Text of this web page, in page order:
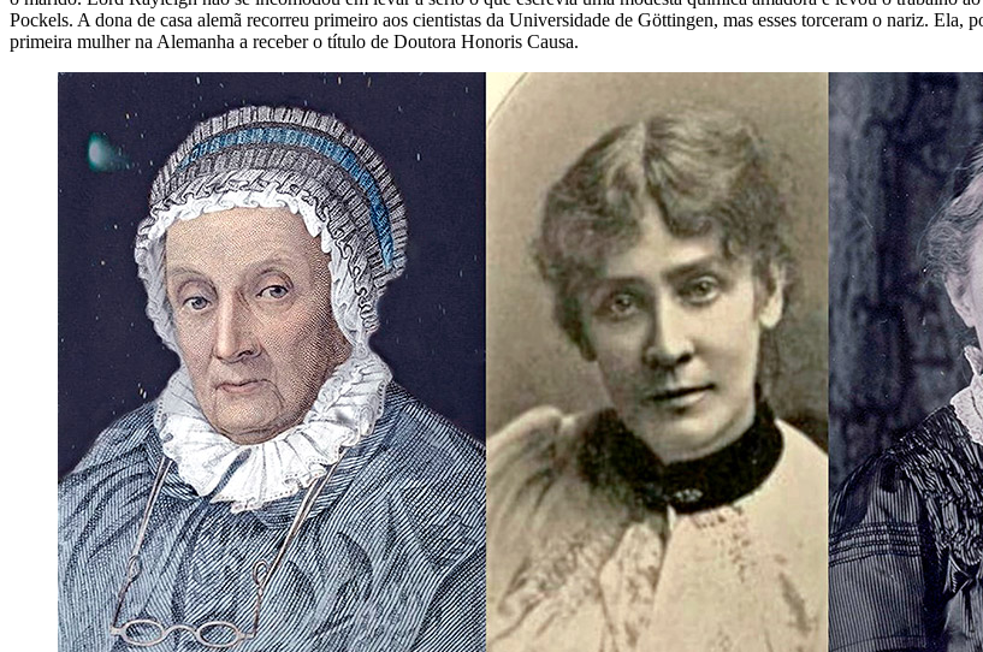
Pockels. A dona de casa alemã recorreu primeiro aos cientistas da Universidade de Göttingen, mas esses torceram o nariz.
primeira mulher na Alemanha a receber o título de Doutora Honoris Causa.